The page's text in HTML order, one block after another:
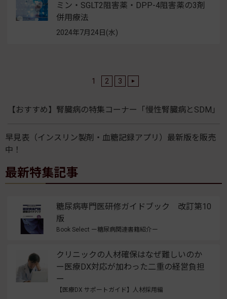
ミン・SGLT2阻害薬・DPP-4阻害薬の3剤
併用療法
2024年7月24日(水)
1 2 3
【おすすめ】腎臓病の特集コーナー「慢性腎臓病とSDM」
早見表（インスリン製剤・血糖記録アプリ）最新版を販売
中！
最新特集記事
糖尿病専門医研修ガイドブック 改訂第10
版
Book Select ー糖尿病関連書籍紹介ー
クリニックの人材確保はなぜ難しいのか
ー医療DX対応が加わった二重の経営負担
ー
【医療DX サポートガイド】人材採用編